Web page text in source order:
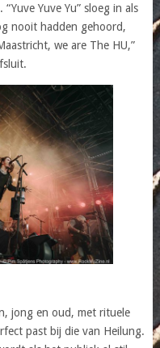
Yuve Yu” sloeg in als
nooit hadden gehoord,
we are The HU,”
jong en oud, met rituele
past bij die van Heilung.